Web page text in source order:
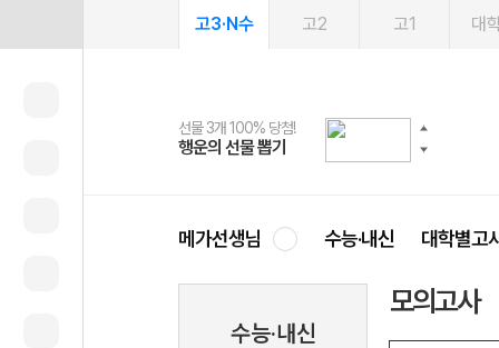
고3·N수 고2 고1 대
선물 3개 100% 당첨!
행운의 선물 뽑기
선물 100% 증정!
메가스터디 X 올리브
여름방학 스터디 캐시백
메가런 썸머스쿨
2027 러셀 단과
강사 공개선발
스마트러닝앱
설문 EVENT
메가패스
3일 무료 체험권
메가패스 수강생 무료혜택!
메가클럽 멤버십
사회공헌 캠페인
희망이룸 메가나눔
메가선생님 수능·내신 대학별고
수능·내신
모의고사